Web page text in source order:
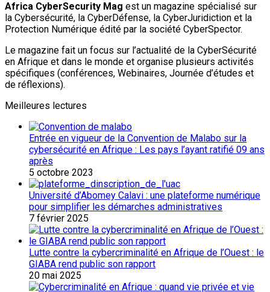
Africa CyberSecurity Mag est un magazine spécialisé sur
la Cybersécurité, la CyberDéfense, la CyberJuridiction et la
Protection Numérique édité par la société CyberSpector.
Le magazine fait un focus sur l’actualité de la CyberSécurité
en Afrique et dans le monde et organise plusieurs activités
spécifiques (conférences, Webinaires, Journée d’études et
de réflexions).
Meilleures lectures
Entrée en vigueur de la Convention de Malabo sur la
cybersécurité en Afrique : Les pays l’ayant ratifié 09 ans
après
5 octobre 2023
Université d’Abomey Calavi : une plateforme numérique
pour simplifier les démarches administratives
7 février 2025
Lutte contre la cybercriminalité en Afrique de l’Ouest : le
GIABA rend public son rapport
20 mai 2025